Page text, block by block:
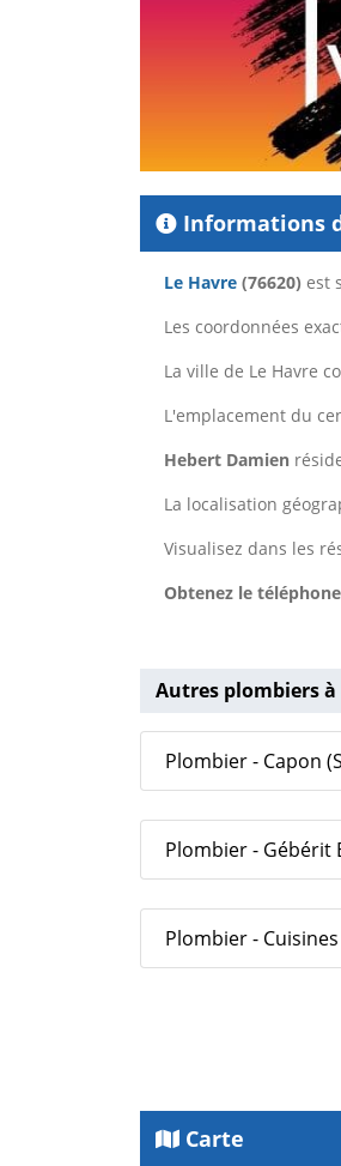
Informations
Le Havre (76620) est
Les coordonnées
La ville de Le Havre
L'emplacement du
Hebert Damien
La localisation
Visualisez dans les
Obtenez le
Autres plombiers à
Plombier - Capon
Plombier - Gébérit
Plombier -
Carte